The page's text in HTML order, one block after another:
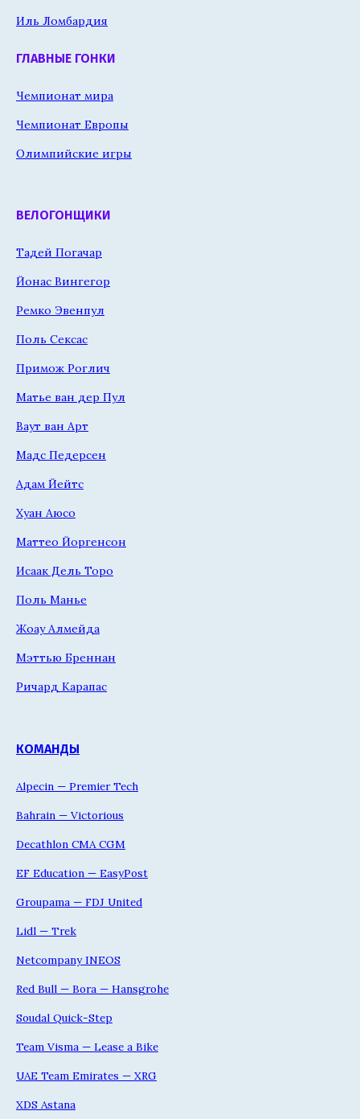
Иль Ломбардия
ГЛАВНЫЕ ГОНКИ
Чемпионат мира
Чемпионат Европы
Олимпийские игры
ВЕЛОГОНЩИКИ
Тадей Погачар
Йонас Вингегор
Ремко Эвенпул
Поль Сексас
Примож Роглич
Матье ван дер Пул
Ваут ван Арт
Мадс Педерсен
Адам Йейтс
Хуан Аюсо
Маттео Йоргенсон
Исаак Дель Торо
Поль Манье
Жоау Алмейда
Мэттью Бреннан
Ричард Карапас
КОМАНДЫ
Alpecin — Premier Tech
Bahrain — Victorious
Decathlon CMA CGM
EF Education — EasyPost
Groupama — FDJ United
Lidl — Trek
Netcompany INEOS
Red Bull — Bora — Hansgrohe
Soudal Quick-Step
Team Visma — Lease a Bike
UAE Team Emirates — XRG
XDS Astana